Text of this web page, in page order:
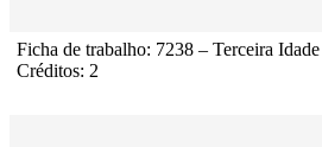
Ficha de trabalho: 7238 – Terceira
Créditos: 2